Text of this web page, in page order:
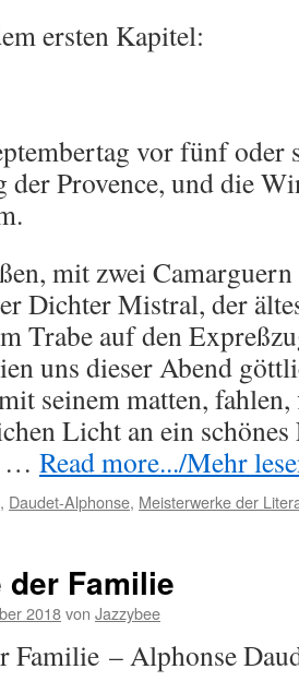
ersten Kapitel:
vor fünf oder
der Provence, und die
mit zwei Camarguern
Dichter Mistral, der
Trabe auf den
uns dieser Abend
seinem matten,
Licht an ein schönes
… Read more.../Mehr
, Daudet-Alphonse, Meisterwerke der
der Familie
2018von Jazzybee
Familie – Alphonse